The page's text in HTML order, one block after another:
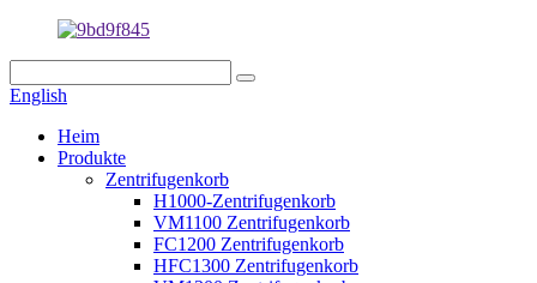
English
Heim
Produkte
Zentrifugenkorb
H1000-Zentrifugenkorb
VM1100 Zentrifugenkorb
FC1200 Zentrifugenkorb
HFC1300 Zentrifugenkorb